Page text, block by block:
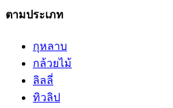
ตามประเภท
กุหลาบ
กล้วยไม้
ลิลลี่
ทิวลิป